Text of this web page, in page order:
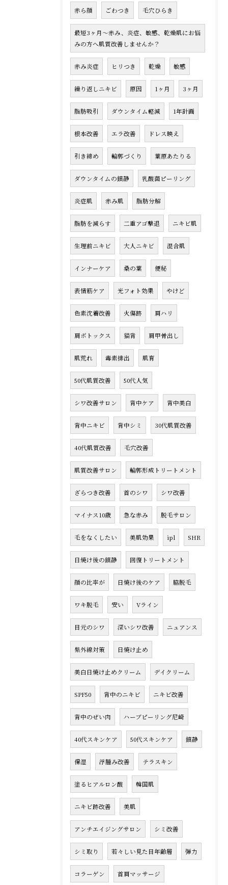
赤ら顔 ごわつき 毛穴ひらき
最短3ヶ月〜赤み、炎症、敏感、乾燥肌にお悩
みの方へ肌質改善しませんか？
赤み炎症 ヒリつき 乾燥 敏感
繰り返しニキビ 原因 1ヶ月 3ヶ月
脂肪吸引 ダウンタイム軽減 1年計画
根本改善 エラ改善 ドレス映え
引き締め 輪郭づくり 葉原あたりる
ダウンタイムの鎮静 乳酸菌ピーリング
炎症肌 赤み肌 脂肪分解
脂肪を減らす 二重アゴ撃退 ニキビ肌
生理前ニキビ 大人ニキビ 混合肌
インナーケア 桑の葉 便秘
表情筋ケア 光フォト効果 やけど
色素沈着改善 火傷跡 肩ハリ
肩ボトックス 猫背 肩甲骨出し
肌荒れ 毒素排出 肌育
50代肌質改善 50代人気
シワ改善サロン 背中ケア 背中美白
背中ニキビ 背中シミ 30代肌質改善
40代肌質改善 毛穴改善
肌質改善サロン 輪郭形成トリートメント
ざらつき改善 首のシワ シワ改善
マイナス10歳 急な赤み 脱毛サロン
毛をなくしたい 美肌効果 ipl SHR
日焼け後の鎮静 回復トリートメント
顔の比率が 日焼け後のケア 脇脱毛
ワキ脱毛 安い Vライン
目元のシワ 深いシワ改善 ニュアンス
紫外線対策 日焼け止め
美白日焼け止めクリーム デイクリーム
SPF50 背中のニキビ ニキビ改善
背中のぜい肉 ハーブピーリング尼崎
40代スキンケア 50代スキンケア 鎮静
保湿 浮腫み改善 テラスキン
塗るヒアルロン酸 韓国肌
ニキビ跡改善 美肌
アンチエイジングサロン シミ改善
シミ取り 若々しい見た目年齢層 弾力
コラーゲン 首肩マッサージ